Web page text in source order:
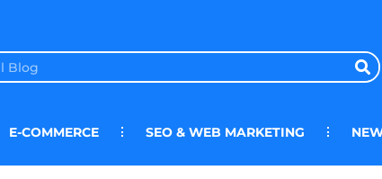
E-COMMERCE SEO & WEB MARKETING